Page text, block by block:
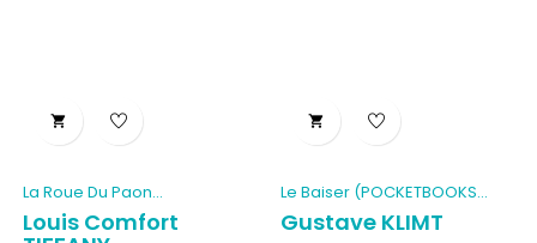

La Roue Du Paon...
Louis Comfort

Le Baiser (POCKETBOOKS...
Gustave KLIMT